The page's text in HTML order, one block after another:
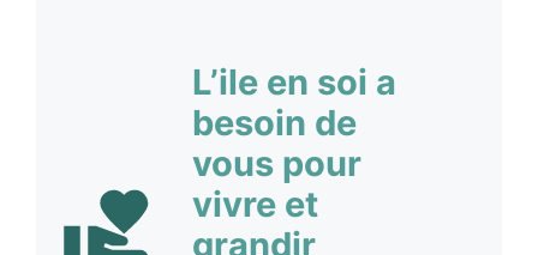
L’ile en soi a
besoin de
vous pour
vivre et
grandir